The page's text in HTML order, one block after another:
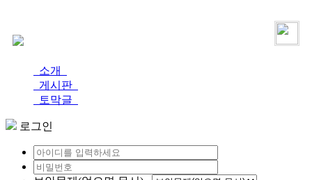
소개
게시판
토막글
로그인